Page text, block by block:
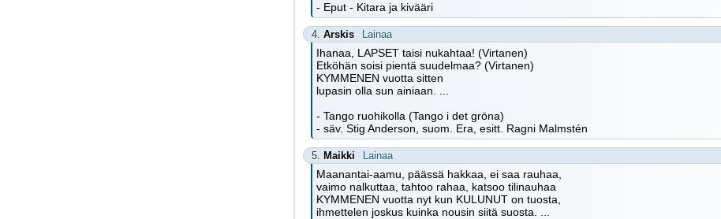
- Eput - Kitara ja kivääri
4. Arskis Lainaa
Ihanaa, LAPSET taisi nukahtaa! (Virtanen)
Etköhän soisi pientä suudelmaa? (Virtanen)
KYMMENEN vuotta sitten
lupasin olla sun ainiaan. ...
- Tango ruohikolla (Tango i det gröna)
- säv. Stig Anderson, suom. Era, esitt. Ragni Malmstén
5. Maikki Lainaa
Maanantai-aamu, päässä hakkaa, ei saa rauhaa,
vaimo nalkuttaa, tahtoo rahaa, katsoo tilinauhaa
KYMMENEN vuotta nyt kun KULUNUT on tuosta,
ihmettelen joskus kuinka nousin siitä suosta. ...